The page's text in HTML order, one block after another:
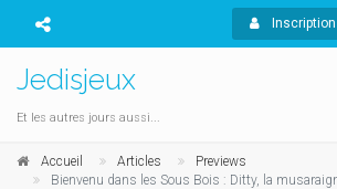
Inscription
Jedisjeux
Et les autres jours aussi...
Accueil Articles
Previews
Bienvenu dans les Sous Bois : Ditty, la